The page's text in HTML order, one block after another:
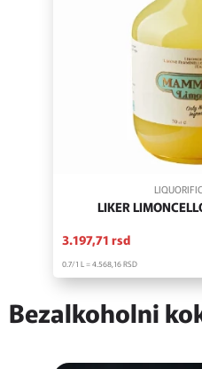
LIKER
3.197,71 rsd
0.7/1 L = 4.568,16RSD
Bezalkoholni